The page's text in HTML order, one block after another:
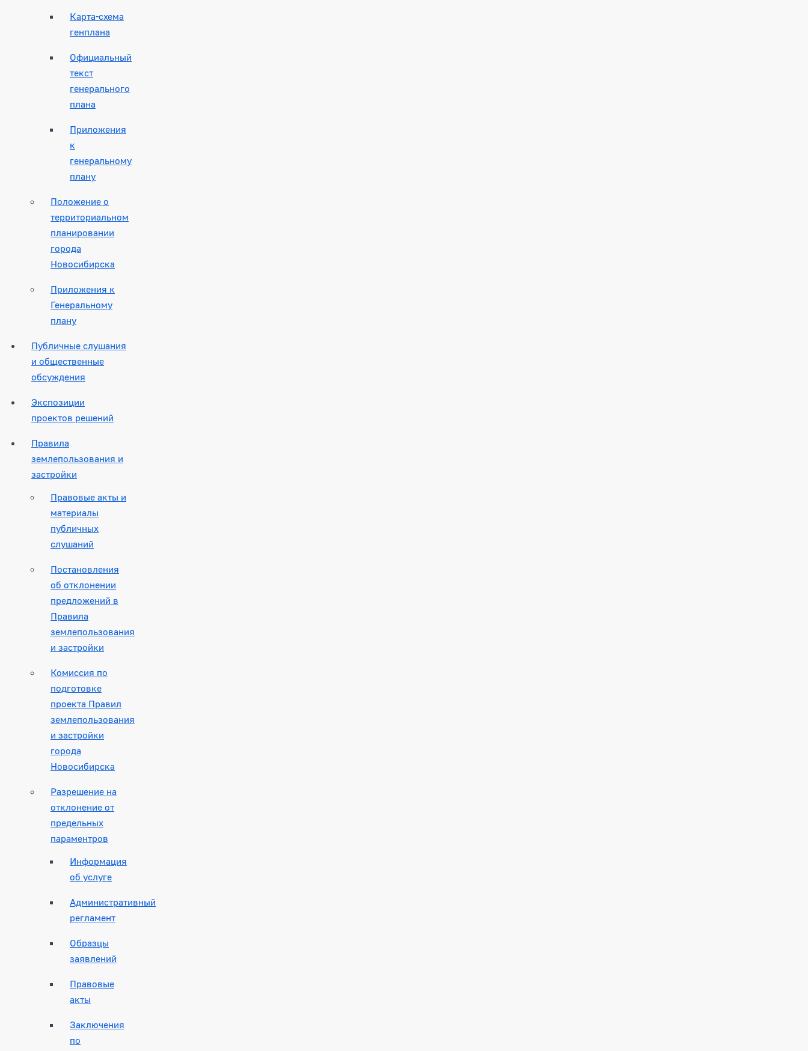
Карта-схема
генплана
Официальный
текст
генерального
плана
Приложения
к
генеральному
плану
Положение о
территориальном
планировании
города
Новосибирска
Приложения к
Генеральному
плану
Публичные слушания
и общественные
обсуждения
Экспозиции
проектов решений
Правила
землепользования и
застройки
Правовые акты и
материалы
публичных
слушаний
Постановления
об отклонении
предложений в
Правила
землепользования
и застройки
Комиссия по
подготовке
проекта Правил
землепользования
и застройки
города
Новосибирска
Разрешение на
отклонение от
предельных
параментров
Информация
об услуге
Административный
регламент
Образцы
заявлений
Правовые
акты
Заключения
по